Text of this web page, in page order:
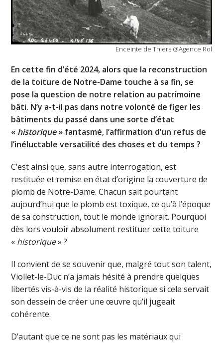
Enceinte de Thiers @Agence Rol
En cette fin d’été 2024, alors que la reconstruction
de la toiture de Notre-Dame touche à sa fin, se
pose la question de notre relation au patrimoine
bâti. N’y a-t-il pas dans notre volonté de figer les
bâtiments du passé dans une sorte d’état
« historique» fantasmé, l’affirmation d’un refus de
l’inéluctable versatilité des choses et du temps ?
C’est ainsi que, sans autre interrogation, est
restituée et remise en état d’origine la couverture de
plomb de Notre-Dame. Chacun sait pourtant
aujourd’hui que le plomb est toxique, ce qu’à l’époque
de sa construction, tout le monde ignorait. Pourquoi
dès lors vouloir absolument restituer cette toiture
« historique» ?
Il convient de se souvenir que, malgré tout son talent,
Viollet-le-Duc n’a jamais hésité à prendre quelques
libertés vis-à-vis de la réalité historique si cela servait
son dessein de créer une œuvre qu’il jugeait
cohérente.
D’autant que ce ne sont pas les matériaux qui